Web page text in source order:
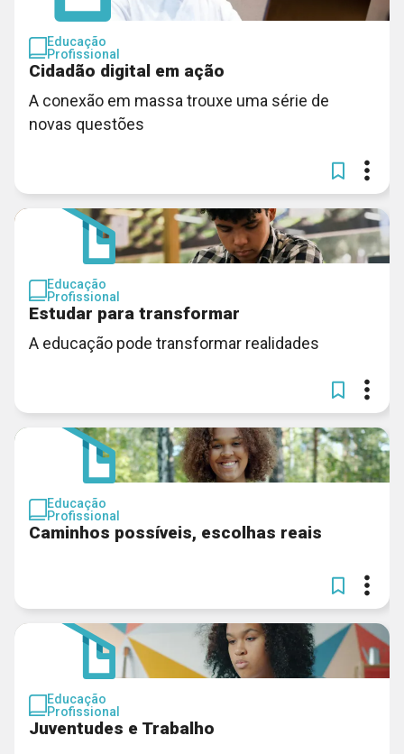
Educação
Profissional
Cidadão digital em ação
A conexão em massa trouxe uma série de
novas questões
Educação
Profissional
Estudar para transformar
A educação pode transformar realidades
Educação
Profissional
Caminhos possíveis, escolhas reais
Educação
Profissional
Juventudes e Trabalho